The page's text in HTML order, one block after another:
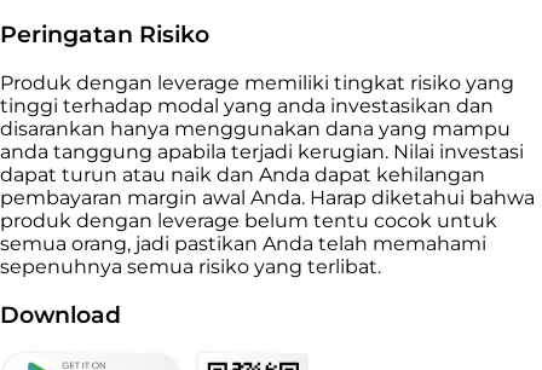
Peringatan Risiko
Produk dengan leverage memiliki tingkat risiko yang
tinggi terhadap modal yang anda investasikan dan
disarankan hanya menggunakan dana yang mampu
anda tanggung apabila terjadi kerugian. Nilai investasi
dapat turun atau naik dan Anda dapat kehilangan
pembayaran margin awal Anda. Harap diketahui bahwa
produk dengan leverage belum tentu cocok untuk
semua orang, jadi pastikan Anda telah memahami
sepenuhnya semua risiko yang terlibat.
Download